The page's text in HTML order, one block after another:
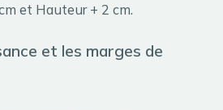
et Hauteur + 2 cm.
et les marges de